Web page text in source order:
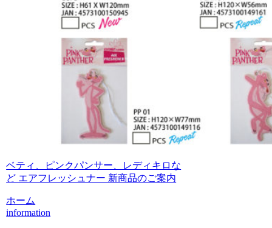
ベティ、ピンクパンサー、レディキロな
ど エアフレッシュナー 新商品のご案内
ホーム
information